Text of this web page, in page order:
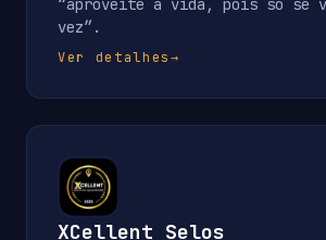
“aproveite a vida, pois só se
vez”.
Ver detalhes→
XCellent Selos